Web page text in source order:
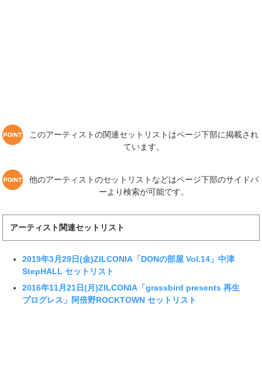
このアーティストの関連セットリストはページ下部に掲載され
ています。
他のアーティストのセットリストなどはページ下部のサイドバ
ーより検索が可能です。
アーティスト関連セットリスト
2019年3月29日(金)ZILCONIA「DONの部屋 Vol.14」中津
StepHALL セットリスト
2016年11月21日(月)ZILCONIA「grassbird presents 再生
プログレス」阿倍野ROCKTOWN セットリスト